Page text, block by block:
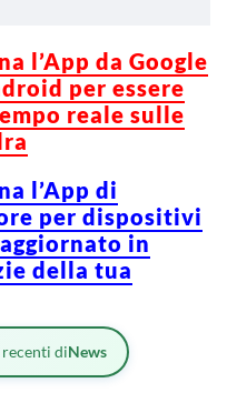
l’App da Google
per essere
reale sulle
l’App di
per dispositivi
in
della tua
diNews